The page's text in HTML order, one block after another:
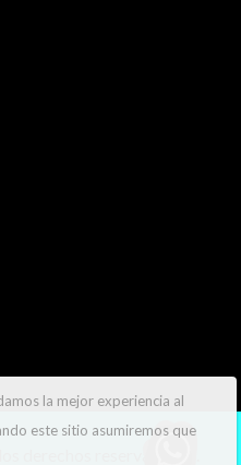
derechos reservados ®.
la mejor experiencia al
este sitio asumiremos que